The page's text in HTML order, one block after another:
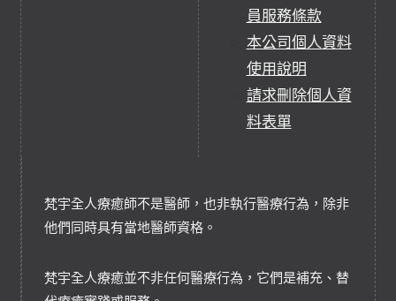
員服務條款
本公司個人資料
使用說明
請求刪除個人資
料表單
梵宇全人療癒師不是醫師，也非執行醫療行為，除非
他們同時具有當地醫師資格。
梵宇全人療癒並不非任何醫療行為，它們是補充、替